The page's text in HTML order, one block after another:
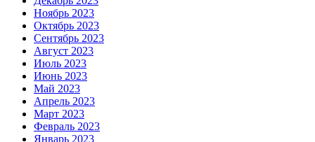
Ноябрь 2023
Октябрь 2023
Сентябрь 2023
Август 2023
Июль 2023
Июнь 2023
Май 2023
Апрель 2023
Март 2023
Февраль 2023
Январь 2023